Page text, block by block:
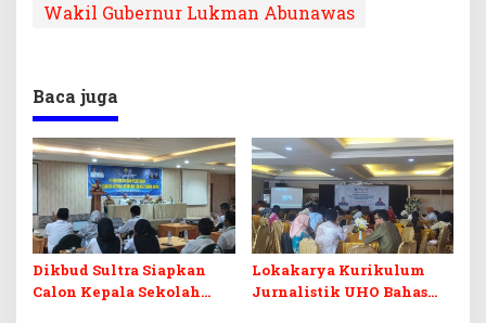
Wakil Gubernur Lukman Abunawas
Baca juga
Dikbud Sultra Siapkan
Calon Kepala Sekolah
Lokakarya Kurikulum
Jurnalistik UHO Bahas